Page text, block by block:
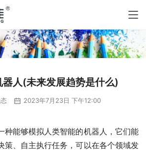
器人(未来发展趋势是什么)
2023年7月23日 下午12:00
种能够模拟人类智能的机器人，它们能
策、自主执行任务，可以在各个领域发